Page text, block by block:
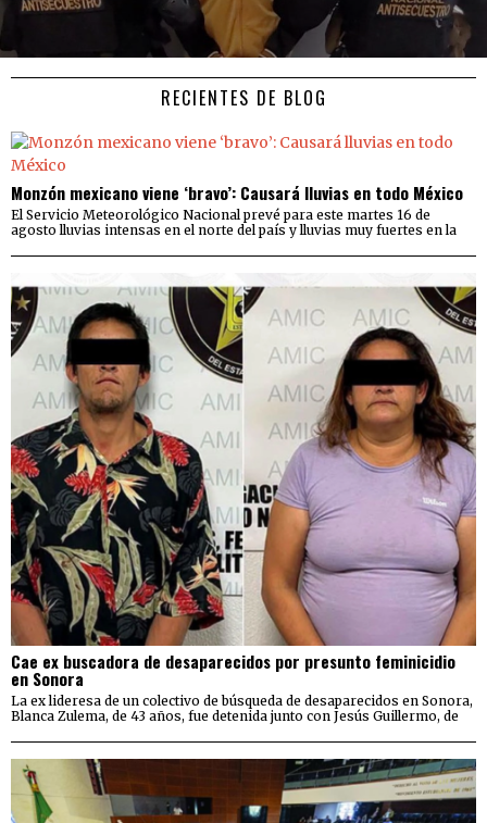
RECIENTES DE BLOG
Monzón mexicano viene ‘bravo’: Causará lluvias en todo México
El Servicio Meteorológico Nacional prevé para este martes 16 de
agosto lluvias intensas en el norte del país y lluvias muy fuertes en la
Cae ex buscadora de desaparecidos por presunto feminicidio
en Sonora
La ex lideresa de un colectivo de búsqueda de desaparecidos en Sonora,
Blanca Zulema, de 43 años, fue detenida junto con Jesús Guillermo, de